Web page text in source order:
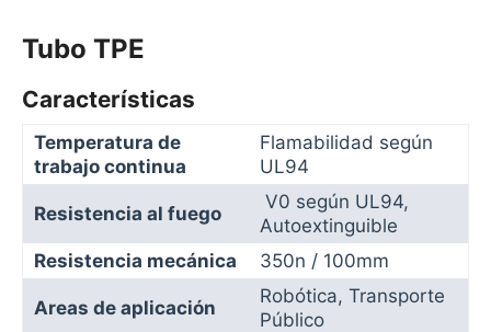
Tubo TPE
Características
Temperatura de
trabajo continua
Flamabilidad según
UL94
Resistencia al fuego
V0 según UL94,
Autoextinguible
Resistencia mecánica
350n / 100mm
Areas de aplicación
Robótica, Transporte
Público